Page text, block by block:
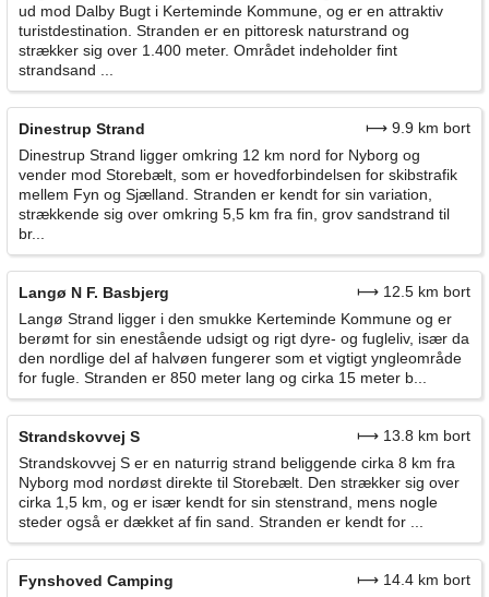
ud mod Dalby Bugt i Kerteminde Kommune, og er en attraktiv
turistdestination. Stranden er en pittoresk naturstrand og
strækker sig over 1.400 meter. Området indeholder fint
strandsand ...
Dinestrup Strand
⟼ 9.9 km bort
Dinestrup Strand ligger omkring 12 km nord for Nyborg og
vender mod Storebælt, som er hovedforbindelsen for skibstrafik
mellem Fyn og Sjælland. Stranden er kendt for sin variation,
strækkende sig over omkring 5,5 km fra fin, grov sandstrand til
br...
Langø N F. Basbjerg
⟼ 12.5 km bort
Langø Strand ligger i den smukke Kerteminde Kommune og er
berømt for sin enestående udsigt og rigt dyre- og fugleliv, især da
den nordlige del af halvøen fungerer som et vigtigt yngleområde
for fugle. Stranden er 850 meter lang og cirka 15 meter b...
Strandskovvej S
⟼ 13.8 km bort
Strandskovvej S er en naturrig strand beliggende cirka 8 km fra
Nyborg mod nordøst direkte til Storebælt. Den strækker sig over
cirka 1,5 km, og er især kendt for sin stenstrand, mens nogle
steder også er dækket af fin sand. Stranden er kendt for ...
Fynshoved Camping
⟼ 14.4 km bort